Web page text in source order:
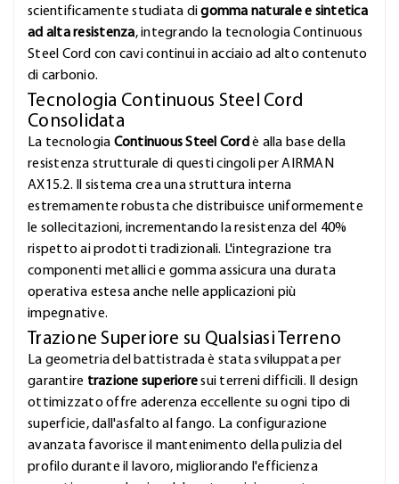
scientificamente studiata digomma naturale e sintetica
ad alta resistenza, integrando la tecnologia Continuous
Steel Cord con cavi continui in acciaio ad alto contenuto
di carbonio.
Tecnologia Continuous Steel Cord
Consolidata
La tecnologia Continuous Steel Cord è alla base della
resistenza strutturale di questi cingoli per AIRMAN
AX15.2. Il sistema crea una struttura interna
estremamente robusta che distribuisce uniformemente
le sollecitazioni, incrementando la resistenza del 40%
rispetto ai prodotti tradizionali. L'integrazione tra
componenti metallici e gomma assicura una durata
operativa estesa anche nelle applicazioni più
impegnative.
Trazione Superiore su Qualsiasi Terreno
La geometria del battistrada è stata sviluppata per
garantire trazione superioresui terreni difficili. Il design
ottimizzato offre aderenza eccellente su ogni tipo di
superficie, dall'asfalto al fango. La configurazione
avanzata favorisce il mantenimento della pulizia del
profilo durante il lavoro, migliorando l'efficienza